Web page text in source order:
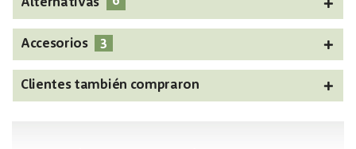
Accesorios 3
Clientes también compraron